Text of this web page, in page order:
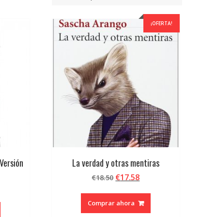
¡OFERTA!
La verdad y otras mentiras
€18.50 El
original
era:
€17.58El
actual
es:
Comprar ahora